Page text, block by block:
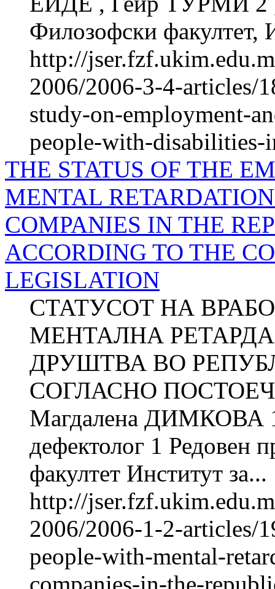
Филозофски факултет,
http://
2006/2006-3-4-articles/
study-on-employment-
people-with-disabilities-
THE STATUS OF THE
MENTAL
COMPANIES IN THE
ACCORDING TO THE
LEGISLATION
СТАТУСОТ НА
МЕНТАЛНА
ДРУШТВА ВО
СОГЛАСНО
Магдалена ДИМКОВА
дефектолог 1 Редовен
факултет Институт за...
http://
2006/2006-1-2-articles/
people-with-mental-
companies-in-the-